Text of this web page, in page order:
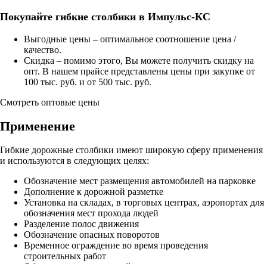
Покупайте гибкие столбики в Импульс-КС
Выгодные цены – оптимальное соотношение цена /
качество.
Скидка – помимо этого, Вы можете получить скидку на
опт. В нашем прайсе представлены цены при закупке от
100 тыс. руб. и от 500 тыс. руб.
Смотреть оптовые цены
Применение
Гибкие дорожные столбики имеют широкую сферу применения
и используются в следующих целях:
Обозначение мест размещения автомобилей на парковке
Дополнение к дорожной разметке
Установка на складах, в торговых центрах, аэропортах для
обозначения мест прохода людей
Разделение полос движения
Обозначение опасных поворотов
Временное ограждение во время проведения
строительных работ